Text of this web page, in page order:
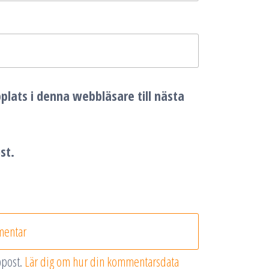
i denna webbläsare till nästa
Lär dig om hur din kommentarsdata